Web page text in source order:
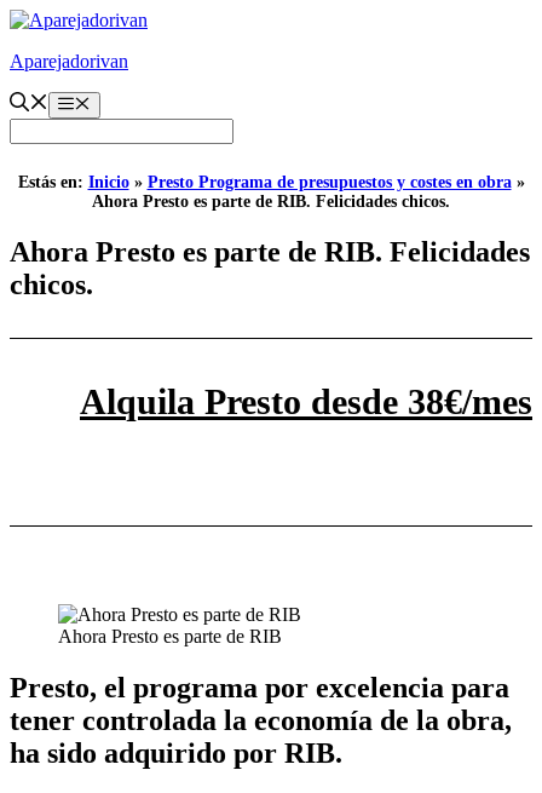
Saltar
contenido
Aparejadorivan
Menú
Estás en: Inicio» Presto Programa de presupuestos y costes en obra»
Ahora Presto es parte de RIB. Felicidades chicos.
Ahora Presto es parte de RIB. Felicidades
chicos.
Alquila Presto desde 38€/mes
Ahora Presto es parte de RIB
Presto, el programa por excelencia para
tener controlada la economía de la obra,
ha sido adquirido por RIB.